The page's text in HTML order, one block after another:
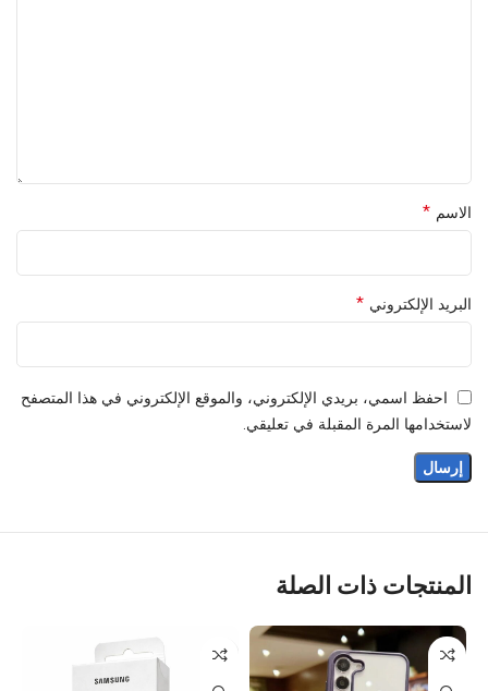
الاسم *
البريد الإلكتروني *
احفظ اسمي، بريدي الإلكتروني، والموقع الإلكتروني في هذا المتصفح
لاستخدامها المرة المقبلة في تعليقي.
المنتجات ذات الصلة